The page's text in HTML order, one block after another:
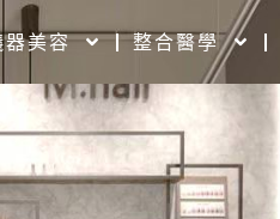
器美容 整合醫學